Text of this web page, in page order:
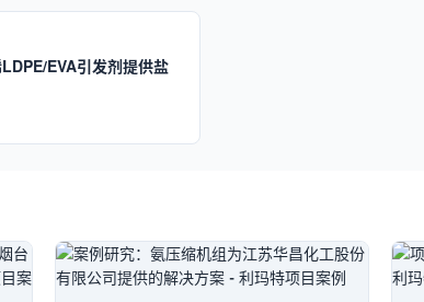
EVA引发剂提供盐